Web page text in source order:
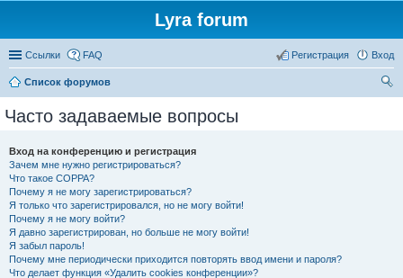
Lyra forum
Ссылки FAQ Вход
Регистрация
Список форумов
Часто задаваемые вопросы
Вход на конференцию и регистрация
Зачем мне нужно регистрироваться?
Что такое COPPA?
Почему я не могу зарегистрироваться?
Я только что зарегистрировался, но не могу войти!
Почему я не могу войти?
Я давно зарегистрирован, но больше не могу войти!
Я забыл пароль!
Почему мне периодически приходится повторять ввод имени и пароля?
Что делает функция «Удалить cookies конференции»?